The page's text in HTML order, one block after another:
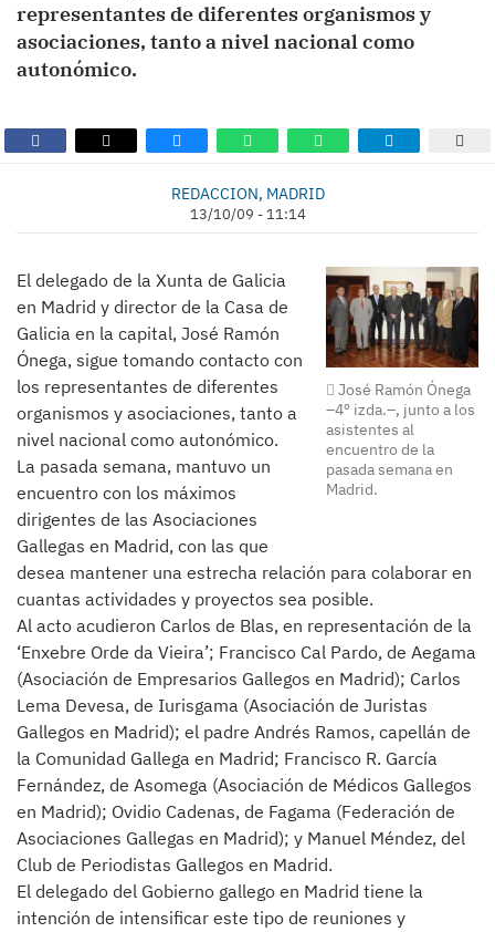
representantes de diferentes organismos y
asociaciones, tanto a nivel nacional como
autonómico.
REDACCION, MADRID
13/10/09 - 11:14
José Ramón Ónega
–4º izda.–, junto a los
asistentes al
encuentro de la
pasada semana en
Madrid.
El delegado de la Xunta de Galicia
en Madrid y director de la Casa de
Galicia en la capital, José Ramón
Ónega, sigue tomando contacto con
los representantes de diferentes
organismos y asociaciones, tanto a
nivel nacional como autonómico.
La pasada semana, mantuvo un
encuentro con los máximos
dirigentes de las Asociaciones
Gallegas en Madrid, con las que
desea mantener una estrecha relación para colaborar en
cuantas actividades y proyectos sea posible.
Al acto acudieron Carlos de Blas, en representación de la
‘Enxebre Orde da Vieira’; Francisco Cal Pardo, de Aegama
(Asociación de Empresarios Gallegos en Madrid); Carlos
Lema Devesa, de Iurisgama (Asociación de Juristas
Gallegos en Madrid); el padre Andrés Ramos, capellán de
la Comunidad Gallega en Madrid; Francisco R. García
Fernández, de Asomega (Asociación de Médicos Gallegos
en Madrid); Ovidio Cadenas, de Fagama (Federación de
Asociaciones Gallegas en Madrid); y Manuel Méndez, del
Club de Periodistas Gallegos en Madrid.
El delegado del Gobierno gallego en Madrid tiene la
intención de intensificar este tipo de reuniones y